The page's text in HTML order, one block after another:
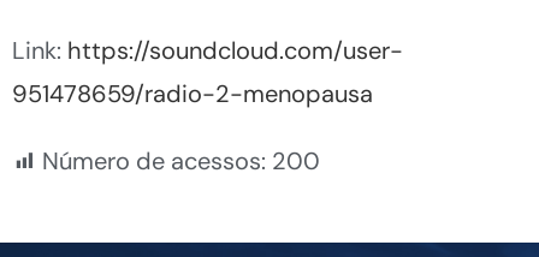
Link: https://soundcloud.com/user-
951478659/radio-2-menopausa
Número de acessos: 200